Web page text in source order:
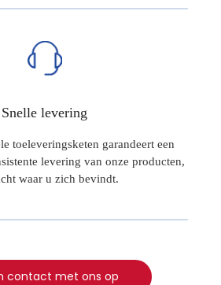
Snelle levering
toeleveringsketen garandeert een
levering van onze producten,
waar u zich bevindt.
contact met ons op